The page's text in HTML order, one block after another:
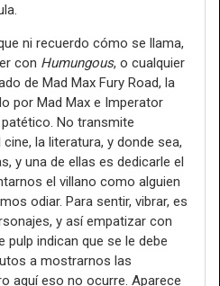
ni recuerdo cómo se llama,
con Humungous, o cualquier
de Mad Max Fury Road, la
por Mad Max e Imperator
No transmite
la literatura, y donde sea,
y una de ellas es dedicarle el
el villano como alguien
odiar. Para sentir, vibrar, es
y así empatizar con
pulp indican que se le debe
a mostrarnos las
aquí eso no ocurre. Aparece